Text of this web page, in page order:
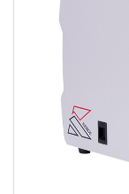
● A
avançado